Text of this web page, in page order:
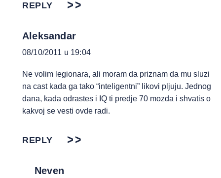
REPLY
Aleksandar
08/10/2011 u 19:04
Ne volim legionara, ali moram da priznam da mu sluzi
na cast kada ga tako “inteligentni” likovi pljuju. Jednog
dana, kada odrastes i IQ ti predje 70 mozda i shvatis o
kakvoj se vesti ovde radi.
REPLY
Neven